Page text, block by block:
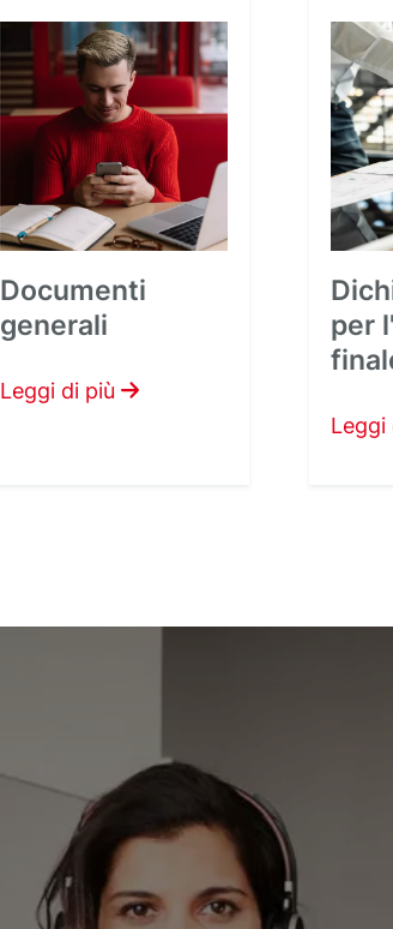
Documenti
generali
Leggi di più
per
Leggi